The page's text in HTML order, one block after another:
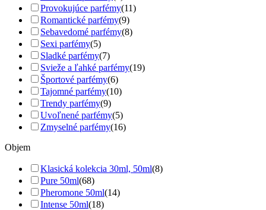
Provokujúce parfémy(11)
Romantické parfémy(9)
Sebavedomé parfémy(8)
Sexi parfémy(5)
Sladké parfémy(7)
Svieže a ľahké parfémy(19)
Športové parfémy(6)
Tajomné parfémy(10)
Trendy parfémy(9)
Uvoľnené parfémy(5)
Zmyselné parfémy(16)
Objem
Klasická kolekcia 30ml, 50ml(8)
Pure 50ml(68)
Pheromone 50ml(14)
Intense 50ml(18)